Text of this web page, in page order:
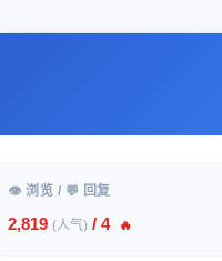
👁 浏览 / 💬 回复
2,819 (人气) / 4 🔥